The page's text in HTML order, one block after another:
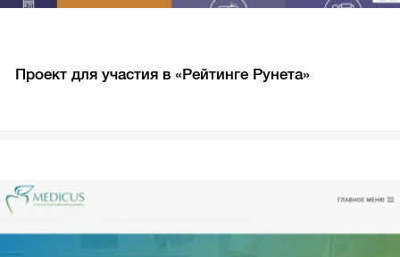
Проект для участия в «Рейтинге Рунета»